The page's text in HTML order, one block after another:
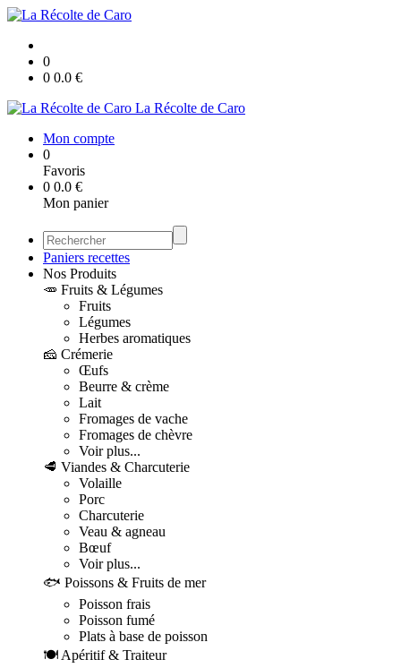
0
0 0.0 €
La Récolte de Caro
Mon compte
0
Favoris
0 0.0 €
Mon panier
Paniers recettes
Nos Produits
🥕 Fruits & Légumes
Fruits
Légumes
Herbes aromatiques
🧀 Crémerie
Œufs
Beurre & crème
Lait
Fromages de vache
Fromages de chèvre
Voir plus...
🥩 Viandes & Charcuterie
Volaille
Porc
Charcuterie
Veau & agneau
Bœuf
Voir plus...
🐟 Poissons & Fruits de mer
Poisson frais
Poisson fumé
Plats à base de poisson
🍽️ Apéritif & Traiteur